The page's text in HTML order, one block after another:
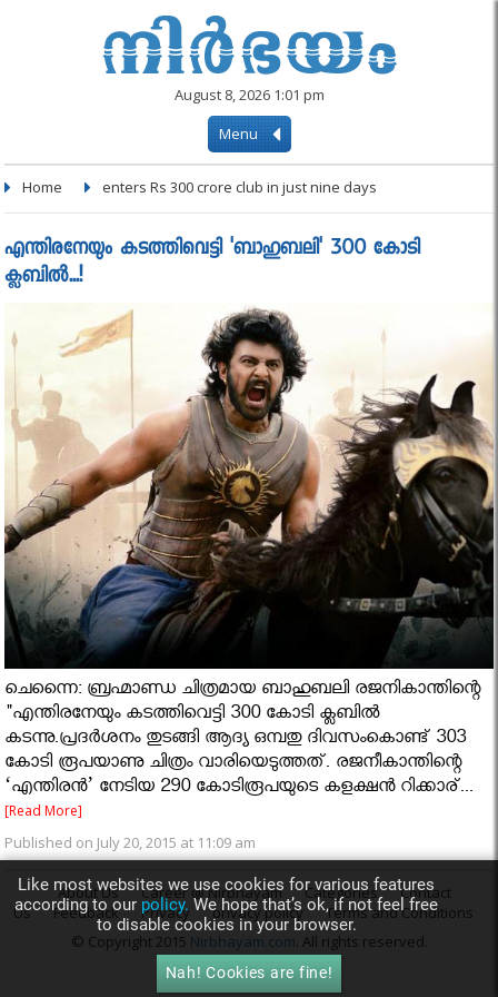
August 8, 2026 1:01 pm
Menu
Home enters Rs 300 crore club in just nine days
എന്തിരനേയും കടത്തിവെട്ടി 'ബാഹുബലി' 300 കോടി
ക്ലബില്‍...!
ചെന്നൈ: ബ്രഹ്മാണ്ഡ ചിത്രമായ ബാഹുബലി രജനികാന്തിന്റെ
"എന്തിരനേയും കടത്തിവെട്ടി 300 കോടി ക്ലബില്‍
കടന്നു.പ്രദര്‍ശനം തുടങ്ങി ആദ്യ ഒമ്പതു ദിവസംകൊണ്ട് 303
കോടി രൂപയാണു ചിത്രം വാരിയെടുത്തത്. രജനീകാന്തിന്റെ
‘എന്തിരന്‍’ നേടിയ 290 കോടിരൂപയുടെ കളക്ഷന്‍ റിക്കാര്...
[Read More]
Published on July 20, 2015 at 11:09 am
About Us Career @ Nirbhayam Categories
Contact
Us
Feedback Privacy privacy policy
Terms and Conditions
© Copyright 2015 Nirbhayam.com. All rights reserved.
Like most websites we use cookies for various features
according to our policy. We hope that’s ok, if not feel free
to disable cookies in your browser.
Nah! Cookies are fine!